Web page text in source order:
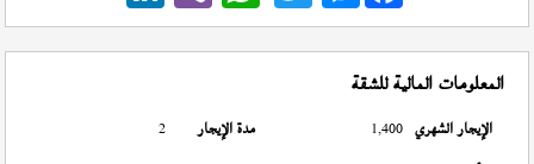
المعلومات المالية للشقة
الإيجار الشهري 1,400 مدة الإيجار
2